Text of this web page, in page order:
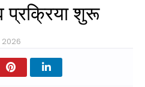
प्रक्रिया शुरू